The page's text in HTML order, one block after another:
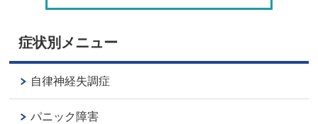
症状別メニュー
自律神経失調症
パニック障害